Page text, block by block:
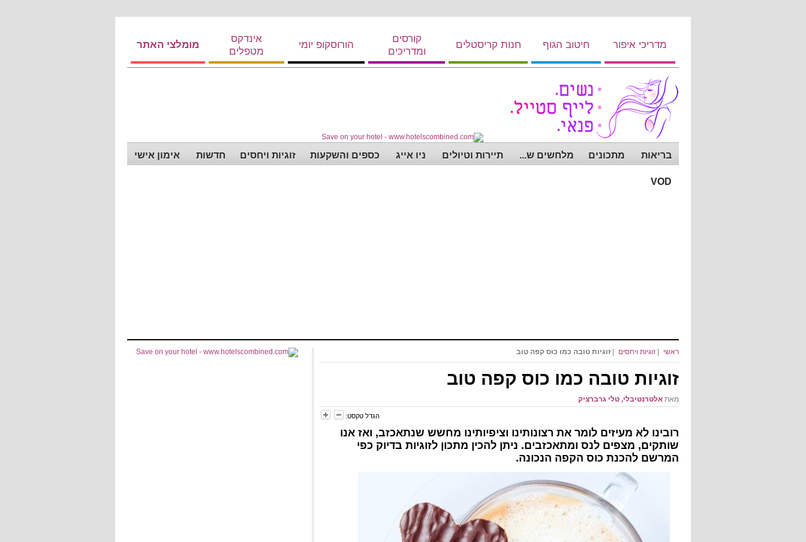
מדריכי איפור חיטוב הגוף חנות קריסטלים
קורסים
ומדריכים
הורוסקופ יומי
אינדקס
מטפלים
מומלצי האתר
בריאות מתכונים מלחשים ש... תיירות וטיולים ניו אייג כספים והשקעות זוגיות ויחסים חדשות אימון אישי
VOD
ראשי זוגיות ויחסים |זוגיות טובה כמו כוס קפה טוב
זוגיות טובה כמו כוס קפה טוב
מאת אלטרנטיבלי, טלי גרברציק
הגדל טקסט:
רובינו לא מעיזים לומר את רצונותינו וציפיותינו מחשש שנתאכזב, ואז אנו
שותקים, מצפים לנס ומתאכזבים. ניתן להכין מתכון לזוגיות בדיוק כפי
המרשם להכנת כוס הקפה הנכונה.